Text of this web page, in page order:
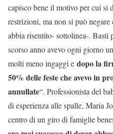
capisco bene il motivo per cui si
restrizioni, ma non si può
abbia risentito- sottolinea-. Basti
scorso anno avevo ogni giorno
molti meno ingaggi e dopo la
50% delle feste che avevo in
annullate“. Professionista del
di esperienza alle spalle, Maria
centro di un giro di famiglie